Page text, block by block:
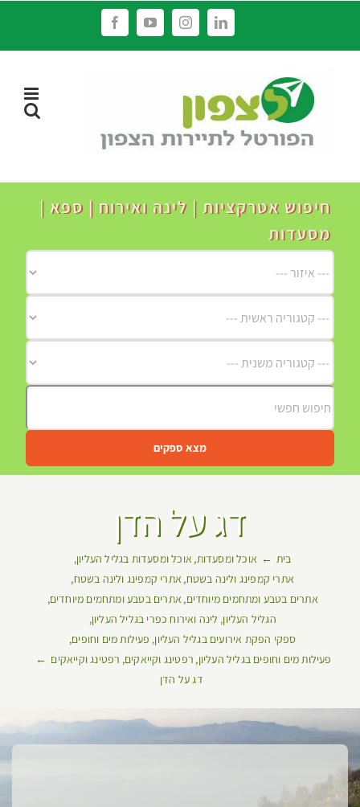
LinkedIn
Instagram
YouTube
Facebook
חיפוש אטרקציות | לינה ואירוח | ספא |
מסעדות
מצא ספקים
דג על הדן
בית אוכל ומסעדות אוכל ומסעדות בגליל העליון
אתרי קמפינג ולינה בשטח אתרי קמפינג ולינה בשטח
אתרים בטבע ומתחמים מיוחדים אתרים בטבע ומתחמים מיוחדים
הגליל העליון לינה ואירוח כפרי בגליל העליון
ספקי הפקת אירועים בגליל העליון פעילות מים וחופים
פעילות מים וחופים בגליל העליון רפטינג וקייאקים רפטינג וקייאקים
דג על הדן